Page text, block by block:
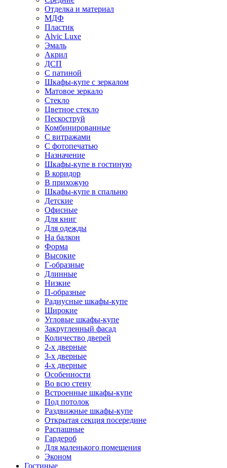
Отделка и материал
МДФ
Пластик
Alvic Luxe
Эмаль
Акрил
ДСП
С патиной
Шкафы-купе с зеркалом
Матовое зеркало
Стекло
Цветное стекло
Пескоструй
Комбинированные
С витражами
С фотопечатью
Назначение
Шкафы-купе в гостиную
В коридор
В прихожую
Шкафы-купе в спальню
Детские
Офисные
Для книг
Для одежды
На балкон
Форма
Высокие
Г-образные
Длинные
Низкие
П-образные
Радиусные шкафы-купе
Широкие
Угловые шкафы-купе
Закругленный фасад
Количество дверей
2-х дверные
3-х дверные
4-х дверные
Особенности
Во всю стену
Встроенные шкафы-купе
Под потолок
Раздвижные шкафы-купе
Открытая секция посередине
Распашные
Гардероб
Для маленького помещения
Эконом
Гостиные